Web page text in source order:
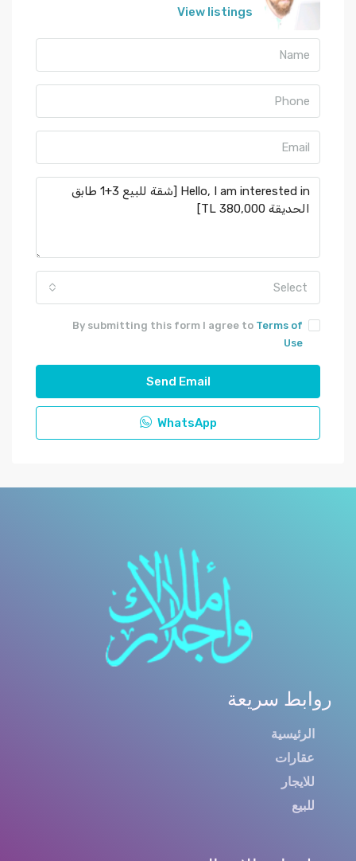
View listings
Select
By submitting this form I agree to Terms of
Use
Send Email
WhatsApp
روابط سريعة
الرئيسية
عقارات
للايجار
للبيع